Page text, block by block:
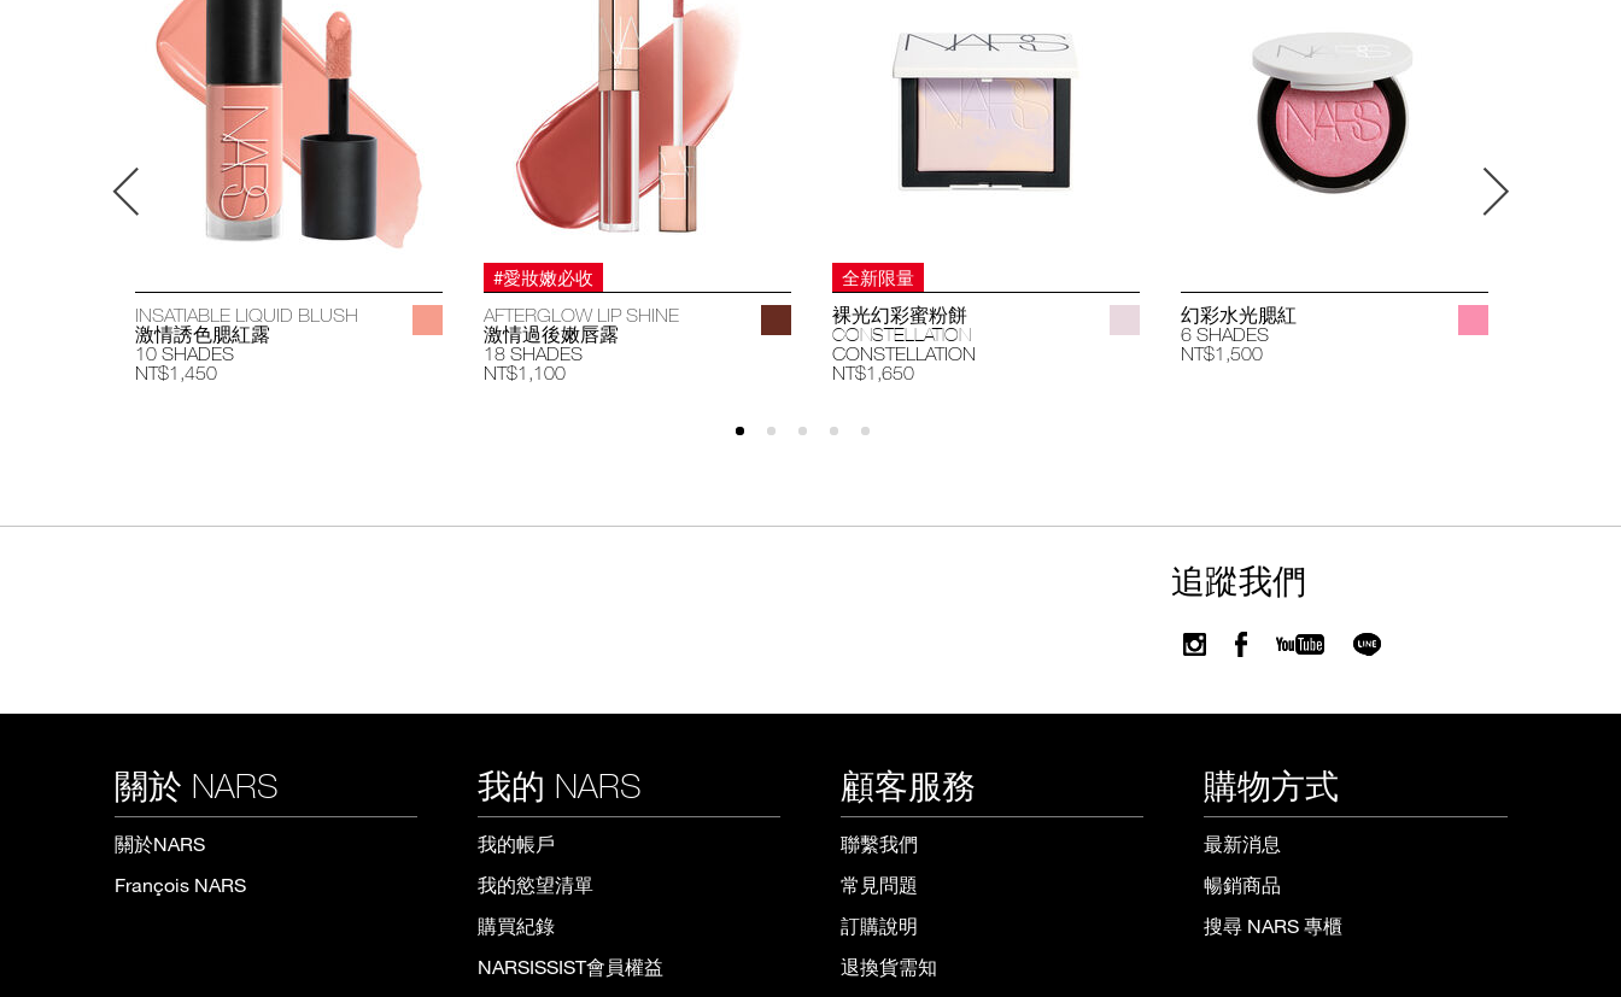
INSATIABLE LIQUID BLUSH
激情誘色腮紅露
10 SHADES
NT$1,450
#愛妝嫩必收
AFTERGLOW LIP SHINE
激情過後嫩唇露
18 SHADES
NT$1,100
全新限量
裸光幻彩蜜粉餅
CONSTELLATION
CONSTELLATION
NT$1,650
幻彩水光腮紅
6 SHADES
NT$1,500
追蹤我們
關於 NARS
關於NARS
François NARS
我的 NARS
我的帳戶
我的慾望清單
購買紀錄
NARSISSIST會員權益
顧客服務
聯繫我們
常見問題
訂購說明
退換貨需知
購物方式
最新消息
暢銷商品
搜尋 NARS 專櫃